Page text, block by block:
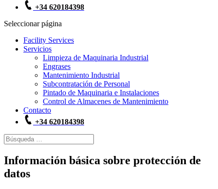
+34 620184398
Seleccionar página
Facility Services
Servicios
Limpieza de Maquinaria Industrial
Engrases
Mantenimiento Industrial
Subcontratación de Personal
Pintado de Maquinaria e Instalaciones
Control de Almacenes de Mantenimiento
Contacto
+34 620184398
Información básica sobre protección de
datos